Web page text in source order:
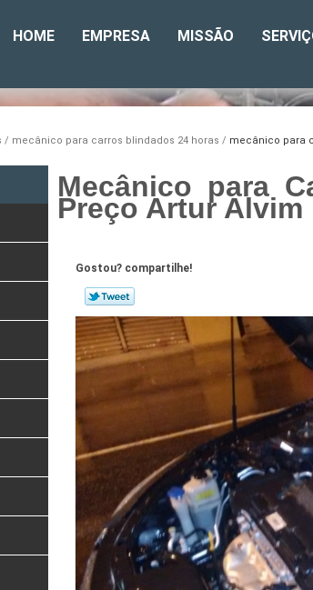
HOME EMPRESA MISSÃO
mecânico para carros blindados 24 horas mecânico para
Mecânico para
Preço Artur Alvim
Gostou? compartilhe!